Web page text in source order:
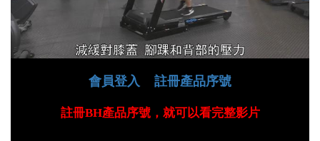
會員登入 註冊產品序號
註冊BH產品序號，就可以看完整影片